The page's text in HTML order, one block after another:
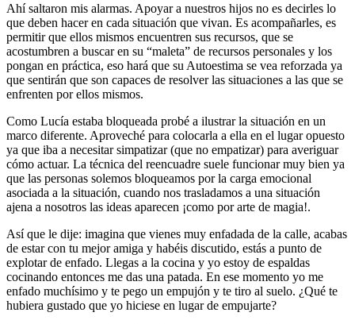
Ahí saltaron mis alarmas. Apoyar a nuestros hijos no es decirles lo
que deben hacer en cada situación que vivan. Es acompañarles, es
permitir que ellos mismos encuentren sus recursos, que se
acostumbren a buscar en su “maleta” de recursos personales y los
pongan en práctica, eso hará que su Autoestima se vea reforzada ya
que sentirán que son capaces de resolver las situaciones a las que se
enfrenten por ellos mismos.
Como Lucía estaba bloqueada probé a ilustrar la situación en un
marco diferente. Aproveché para colocarla a ella en el lugar opuesto
ya que iba a necesitar simpatizar (que no empatizar) para averiguar
cómo actuar. La técnica del reencuadre suele funcionar muy bien ya
que las personas solemos bloqueamos por la carga emocional
asociada a la situación, cuando nos trasladamos a una situación
ajena a nosotros las ideas aparecen ¡como por arte de magia!.
Así que le dije: imagina que vienes muy enfadada de la calle, acabas
de estar con tu mejor amiga y habéis discutido, estás a punto de
explotar de enfado. Llegas a la cocina y yo estoy de espaldas
cocinando entonces me das una patada. En ese momento yo me
enfado muchísimo y te pego un empujón y te tiro al suelo. ¿Qué te
hubiera gustado que yo hiciese en lugar de empujarte?